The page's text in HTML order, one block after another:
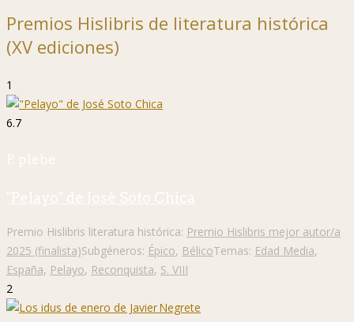
Premios Hislibris de literatura histórica
(XV ediciones)
1
6.7
P. plebe
"Pelayo" de José Soto Chica
Premio Hislibris literatura histórica: Premio Hislibris mejor autor/a
2025 (finalista)Subgéneros: Épico, BélicoTemas: Edad Media,
España, Pelayo, Reconquista, S. VIII
2